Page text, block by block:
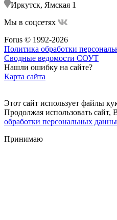
Иркутск, Ямская 1
Мы в соцсетях
Forus © 1992-2026
Политика обработки
Сводные ведомости СОУТ
Нашли ошибку на сайте?
Карта сайта
Этот сайт использует файлы
Продолжая использовать сайт,
обработки персональных
Принимаю